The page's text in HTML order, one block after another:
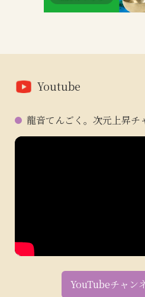
Youtube
龍音てんごく。次元上昇チ
YouTubeチャン